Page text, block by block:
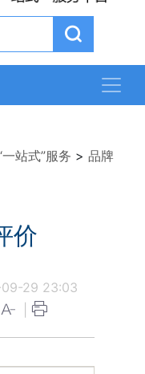
站式”服务 > 品牌
价
29 23:03